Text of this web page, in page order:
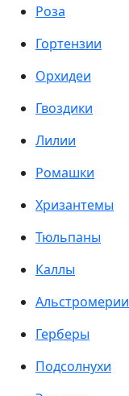
Роза
Гортензии
Орхидеи
Гвоздики
Лилии
Ромашки
Хризантемы
Тюльпаны
Каллы
Альстромерии
Герберы
Подсолнухи